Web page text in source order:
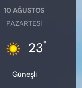
10 AĞUSTOS
PAZARTESI
23°
Güneşli